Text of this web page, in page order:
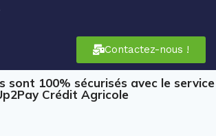
Contactez-nous !
sont 100% sécurisés avec le service
Crédit Agricole